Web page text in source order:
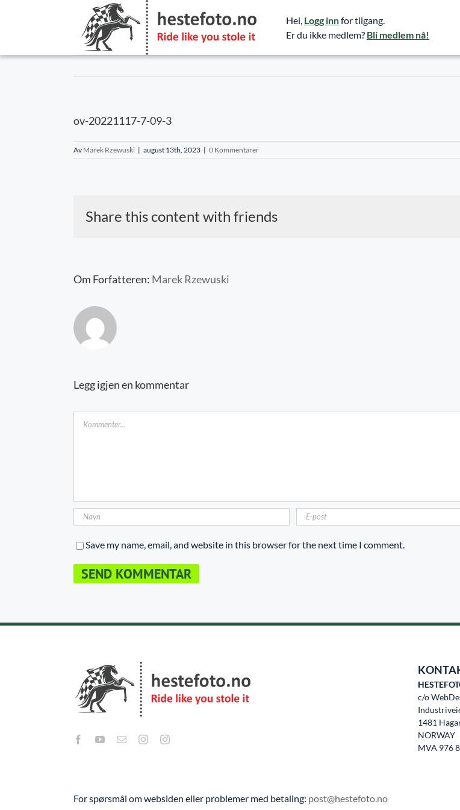
Hei, Logg innfor tilgang.
Er du ikke medlem? Bli medlem nå!
ov-20221117-7-09-3
Av Marek Rzewuski | august 13th, 2023 | 0 Kommentarer
Share this content with friends
Om Forfatteren: Marek Rzewuski
Legg igjen en kommentar
Save my name, email, and website in this browser for the next time I comment.
c/o
1481
NORWAY
MVA 976
For spørsmål om websiden eller problemer med betaling: post@hestefoto.no